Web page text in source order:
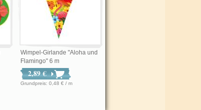
Wimpel-Girlande "Aloha und
Flamingo" 6 m
2,89 €
Grundpreis: 0,48 € / m